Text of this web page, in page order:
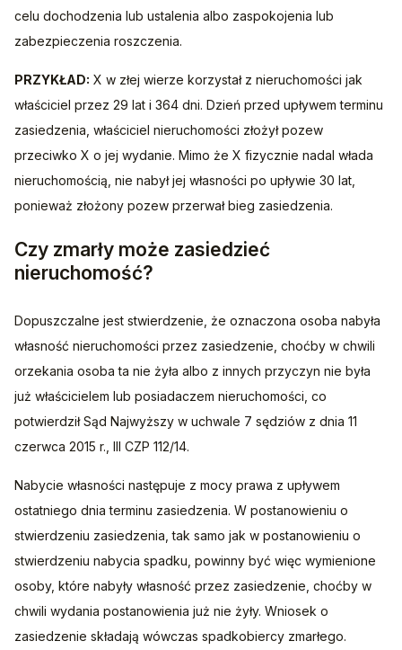
celu dochodzenia lub ustalenia albo zaspokojenia lub
zabezpieczenia roszczenia.
PRZYKŁAD: X w złej wierze korzystał z nieruchomości jak
właściciel przez 29 lat i 364 dni. Dzień przed upływem terminu
zasiedzenia, właściciel nieruchomości złożył pozew
przeciwko X o jej wydanie. Mimo że X fizycznie nadal włada
nieruchomością, nie nabył jej własności po upływie 30 lat,
ponieważ złożony pozew przerwał bieg zasiedzenia.
Czy zmarły może zasiedzieć
nieruchomość?
Dopuszczalne jest stwierdzenie, że oznaczona osoba nabyła
własność nieruchomości przez zasiedzenie, choćby w chwili
orzekania osoba ta nie żyła albo z innych przyczyn nie była
już właścicielem lub posiadaczem nieruchomości, co
potwierdził Sąd Najwyższy w uchwale 7 sędziów z dnia 11
czerwca 2015 r., III CZP 112/14.
Nabycie własności następuje z mocy prawa z upływem
ostatniego dnia terminu zasiedzenia. W postanowieniu o
stwierdzeniu zasiedzenia, tak samo jak w postanowieniu o
stwierdzeniu nabycia spadku, powinny być więc wymienione
osoby, które nabyły własność przez zasiedzenie, choćby w
chwili wydania postanowienia już nie żyły. Wniosek o
zasiedzenie składają wówczas spadkobiercy zmarłego.